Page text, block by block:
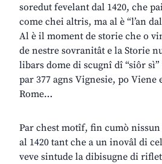
soredut fevelant dal 1420, che
come chei altris, ma al è “l’an
Al è il moment de storie che o
de nestre sovranitât e la Storie
libars dome di scugnî dî “siôr
par 377 agns Vignesie, po Viene
Rome…
Par chest motîf, fin cumò
al 1420 tant che a un inovâl di
veve sintude la dibisugne di